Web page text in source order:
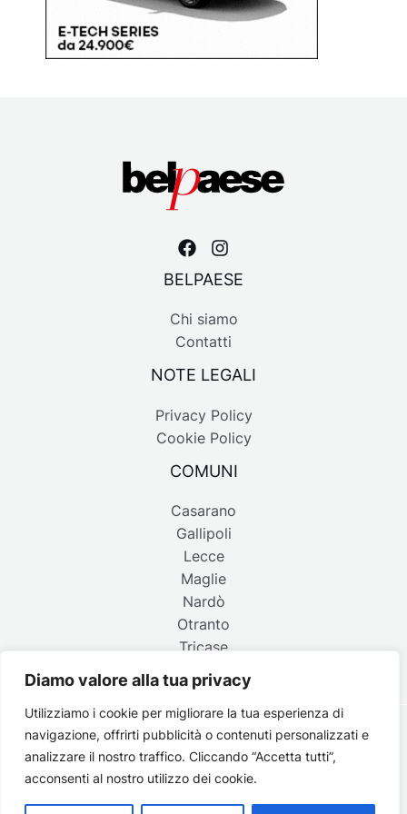
Diamo valore alla tua privacy
Utilizziamo i cookie per migliorare la tua esperienza di
navigazione, offrirti pubblicità o contenuti personalizzati e
analizzare il nostro traffico. Cliccando “Accetta tutti”,
acconsenti al nostro utilizzo dei cookie.
BELPAESE
Chi siamo
Contatti
NOTE LEGALI
Privacy Policy
Cookie Policy
COMUNI
Casarano
Gallipoli
Lecce
Maglie
Nardò
Otranto
Tricase
Copyright © 2026 Belpaese | Periodico d'informazione del
Salento - P.IVA 4637850753 - Testata registrata il 18 gennaio